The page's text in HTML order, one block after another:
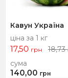
Кавун Україна
ціна за 1 кг
17,50 грн 18,73
сума
140,00 грн